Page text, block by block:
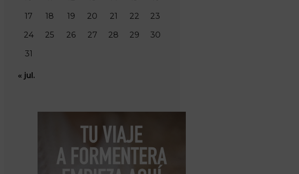
17
18 19 20 21 22
23
24
25 26 27 28 29
30
31
« jul.